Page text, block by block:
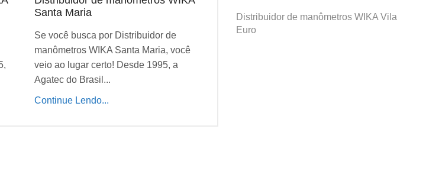
Santa Maria
Se você busca por Distribuidor de
manômetros WIKA Santa Maria, você
veio ao lugar certo! Desde 1995, a
Agatec do Brasil...
Continue Lendo...
Prosperidade
Se você busca por Distribuidor de
Distribuidor de manômetros WIKA Vila
Euro